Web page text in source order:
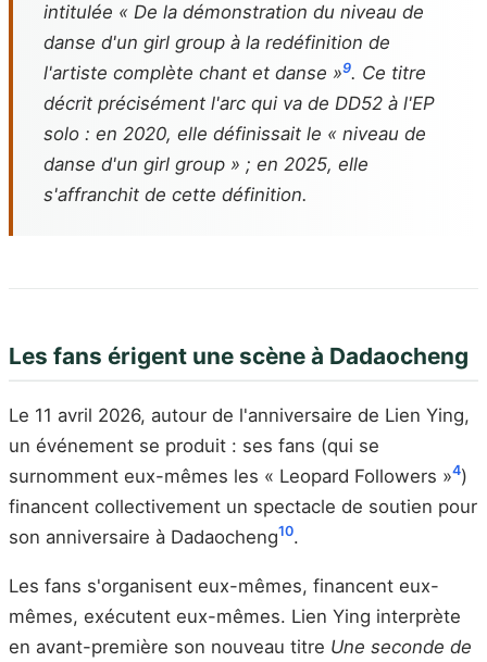
intitulée « De la démonstration du niveau de
danse d'un girl group à la redéfinition de
l'artiste complète chant et danse »9. Ce titre
décrit précisément l'arc qui va de DD52 à l'EP
solo : en 2020, elle définissait le « niveau de
danse d'un girl group » ; en 2025, elle
s'affranchit de cette définition.
Les fans érigent une scène à Dadaocheng
Le 11 avril 2026, autour de l'anniversaire de Lien Ying,
un événement se produit : ses fans (qui se
surnomment eux-mêmes les « Leopard Followers »4)
financent collectivement un spectacle de soutien pour
son anniversaire à Dadaocheng10.
Les fans s'organisent eux-mêmes, financent eux-
mêmes, exécutent eux-mêmes. Lien Ying interprète
en avant-première son nouveau titre Une seconde de